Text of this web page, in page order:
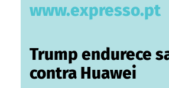
www.expresso.pt
Trump endurece
contra Huawei